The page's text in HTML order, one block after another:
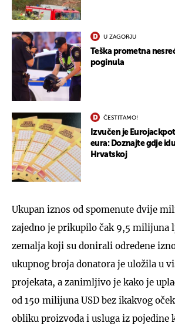
U ZAGORJU
Teška prometna
poginula
ČESTITAMO!
Izvučen je
eura: Doznajte gdje
Hrvatskoj
Ukupan iznos od spomenute dvije
zajedno je prikupilo čak 9,5 milijuna
zemalja koji su donirali određene
ukupnog broja donatora je uložila u
projekata, a zanimljivo je kako je
od 150 milijuna USD bez ikakvog
obliku proizvoda i usluga iz pojedine